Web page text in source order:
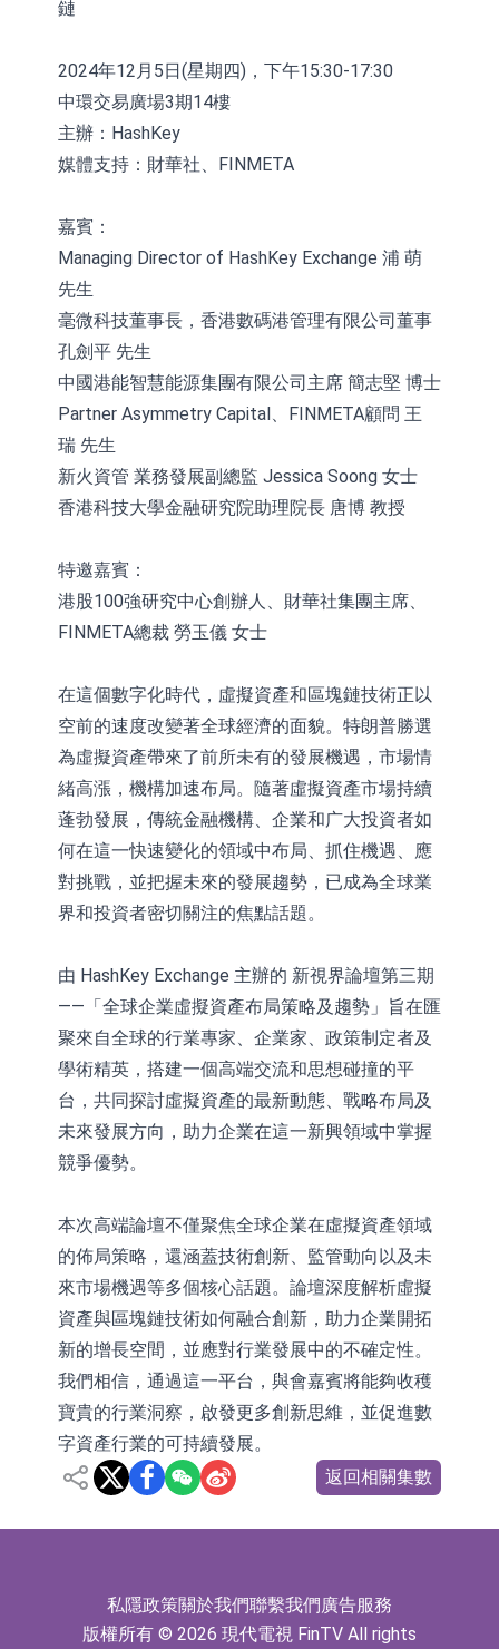
問(02176.HK)跌40.96%，天瑞汽車内
鏈
2024年12月5日(星期四)，下午15:30-17:30
中環交易廣場3期14樓
主辦：HashKey
媒體支持：財華社、FINMETA
嘉賓：
Managing Director of HashKey Exchange 浦 萌
先生
毫微科技董事長，香港數碼港管理有限公司董事
孔劍平 先生
中國港能智慧能源集團有限公司主席 簡志堅 博士
Partner Asymmetry Capital、FINMETA顧問 王
瑞 先生
新火資管 業務發展副總監 Jessica Soong 女士
香港科技大學金融研究院助理院長 唐博 教授
特邀嘉賓：
港股100強研究中心創辦人、財華社集團主席、
FINMETA總裁 勞玉儀 女士
在這個數字化時代，虛擬資產和區塊鏈技術正以
空前的速度改變著全球經濟的⾯貌。特朗普勝選
為虛擬資產帶來了前所未有的發展機遇，市場情
緒⾼漲，機構加速布局。隨著虛擬資產市場持續
蓬勃發展，傳統⾦融機構、企業和⼴⼤投資者如
何在這⼀快速變化的領域中布局、抓住機遇、應
對挑戰，並把握未來的發展趨勢，已成為全球業
界和投資者密切關注的焦點話題。
由 HashKey Exchange 主辦的 新視界論壇第三期
——「全球企業虛擬資產布局策略及趨勢」旨在匯
聚來⾃全球的⾏業專家、企業家、政策制定者及
學術精英，搭建⼀個⾼端交流和思想碰撞的平
台，共同探討虛擬資產的最新動態、戰略布局及
未來發展⽅向，助⼒企業在這⼀新興領域中掌握
競爭優勢。
本次⾼端論壇不僅聚焦全球企業在虛擬資產領域
的佈局策略，還涵蓋技術創新、監管動向以及未
來市場機遇等多個核⼼話題。論壇深度解析虛擬
資產與區塊鏈技術如何融合創新，助⼒企業開拓
新的增⻑空間，並應對⾏業發展中的不確定性。
我們相信，通過這⼀平台，與會嘉賓將能夠收穫
寶貴的⾏業洞察，啟發更多創新思維，並促進數
字資產⾏業的可持續發展。
返回相關集數
私隱政策關於我們聯繫我們廣告服務
版權所有 © 2026 現代電視 FinTV All rights